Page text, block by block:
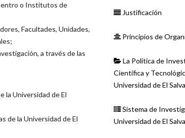
o Institutos de
Facultades, Unidades,
a través de las
la Universidad de El
de la Universidad de El
Justificación
Principios de
La Política de
Científica y
Universidad de El
Sistema de
Universidad de El